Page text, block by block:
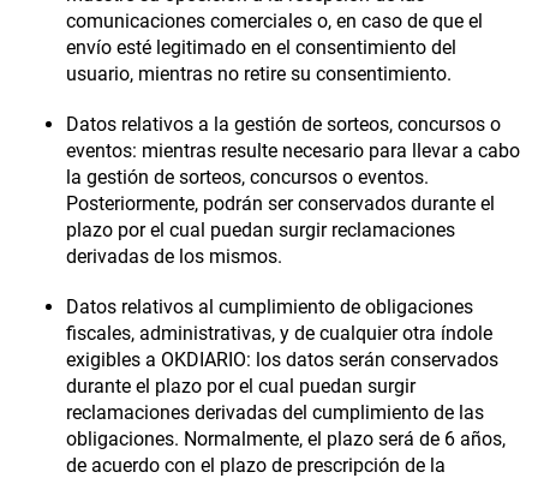
comunicaciones comerciales o, en caso de que el
envío esté legitimado en el consentimiento del
usuario, mientras no retire su consentimiento.
Datos relativos a la gestión de sorteos, concursos o
eventos: mientras resulte necesario para llevar a cabo
la gestión de sorteos, concursos o eventos.
Posteriormente, podrán ser conservados durante el
plazo por el cual puedan surgir reclamaciones
derivadas de los mismos.
Datos relativos al cumplimiento de obligaciones
fiscales, administrativas, y de cualquier otra índole
exigibles a OKDIARIO: los datos serán conservados
durante el plazo por el cual puedan surgir
reclamaciones derivadas del cumplimiento de las
obligaciones. Normalmente, el plazo será de 6 años,
de acuerdo con el plazo de prescripción de la